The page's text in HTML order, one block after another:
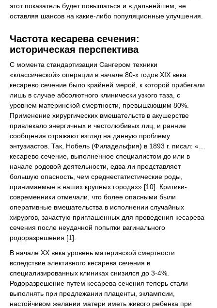
этот показатель будет повышаться и в дальнейшем, не
оставляя шансов на какие-либо популяционные улучшения.
Частота кесарева сечения:
историческая перспектива
С момента стандартизации Сангером техники
«классической» операции в начале 80-х годов ХІХ века
кесарево сечение было крайней мерой, к которой прибегали
лишь в случае абсолютного клинически узкого таза, с
уровнем материнской смертности, превышающим 80%.
Применение хирургических вмешательств в акушерстве
привлекало энергичных и честолюбивых лиц, и ранние
сообщения отражают взгляд на данную проблему
энтузиастов. Так, Нобель (Филадельфия) в 1893 г. писал: «…
кесарево сечение, выполненное специалистом до или в
начале родовой деятельности, едва ли представляет
большую опасность, чем среднестатистические роды,
принимаемые в наших крупных городах» [10]. Критики-
современники отмечали, что более опасными были
оперативные вмешательства в исполнении случайных
хирургов, зачастую приглашенных для проведения кесарева
сечения после неудачной попытки вагинального
родоразрешения [1].
В начале ХХ века уровень материнской смертности
вследствие элективного кесарева сечения в
специализированных клиниках снизился до 3-4%.
Родоразрешение путем кесарева сечения теперь стали
выполнять при предлежании плаценты, эклампсии,
настойчивом желании матери иметь живого ребенка при